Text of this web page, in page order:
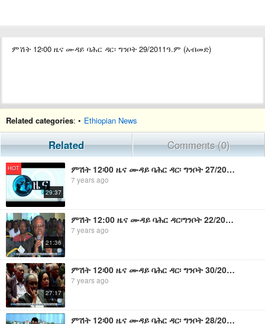
ምሽት 12፡00 ዜና ሙዳይ ባሕር ዳር፡ ግንቦት 29/2011ዓ.ም (አብመድ)
Related categories: • Ethiopian News
Related Comments (0)
HOT
29:37
ምሽት 12፡00 ዜና ሙዳይ ባሕር ዳር፡ ግንቦት 27/2011ዓ.ም (አብመድ)
7 years ago
21:36
ምሽት 12:00 ዜና ሙዳይ ባሕር ዳር፡ግንቦት 22/2011ዓ.ም (አብመድ)
7 years ago
27:17
ምሽት 12፡00 ዜና ሙዳይ ባሕር ዳር፡ ግንቦት 30/2011ዓ.ም (አብመድ)
7 years ago
ምሽት 12፡00 ዜና ሙዳይ ባሕር ዳር፡ ግንቦት 28/2011ዓ.ም (አብመድ)